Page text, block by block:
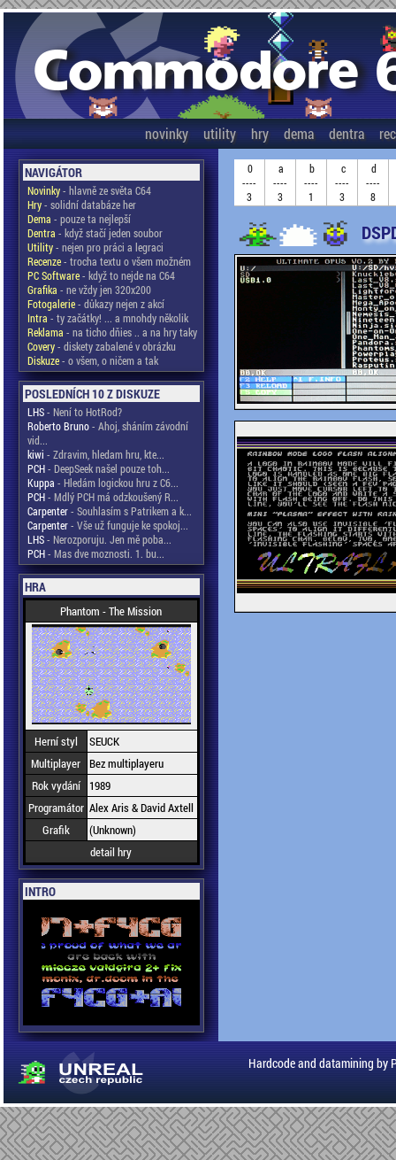
novinky utility hry dema dentra
NAVIGÁTOR
Novinky- hlavně ze světa C64
Hry- solidní databáze her
Dema - pouze ta nejlepší
Dentra - když stačí jeden soubor
Utility- nejen pro práci a legraci
Recenze- trocha textu o všem možném
PC Software- když to nejde na C64
Grafika - ne vždy jen 320x200
Fotogalerie- důkazy nejen z akcí
Intra - ty začátky! ... a mnohdy několik
Reklama - na ticho dňies .. a na hry taky
Covery- diskety zabalené v obrázku
Diskuze- o všem, o ničem a tak
POSLEDNÍCH 10 Z DISKUZE
LHS- Není to HotRod?
Roberto Bruno- Ahoj, sháním závodní
vid...
kiwi - Zdravim, hledam hru, kte...
PCH- DeepSeek našel pouze toh...
Kuppa - Hledám logickou hru z C6...
PCH- Mdlý PCH má odzkoušený R...
Carpenter- Souhlasím s Patrikem a k...
Carpenter- Vše už funguje ke spokoj...
LHS- Nerozporuju. Jen mě poba...
PCH- Mas dve moznosti. 1. bu...
HRA
Phantom - The Mission
Herní styl
SEUCK
Multiplayer Bez multiplayeru
Rok vydání
1989
Programátor Alex Aris & David Axtell
Grafik
(Unknown)
detail hry
INTRO
0
----
3
a
----
3
b
----
1
c
----
3
d
----
8
Hardcode and datamining by